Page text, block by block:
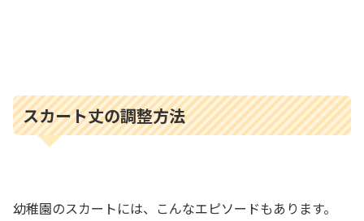
スカート丈の調整方法
幼稚園のスカートには、こんなエピソードもあります。